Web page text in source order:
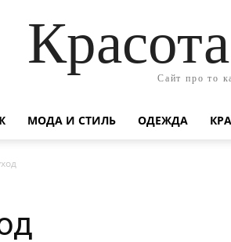
Сайт про то
МОДА И СТИЛЬ ОДЕЖДА